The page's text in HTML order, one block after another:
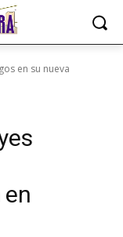
en su nueva